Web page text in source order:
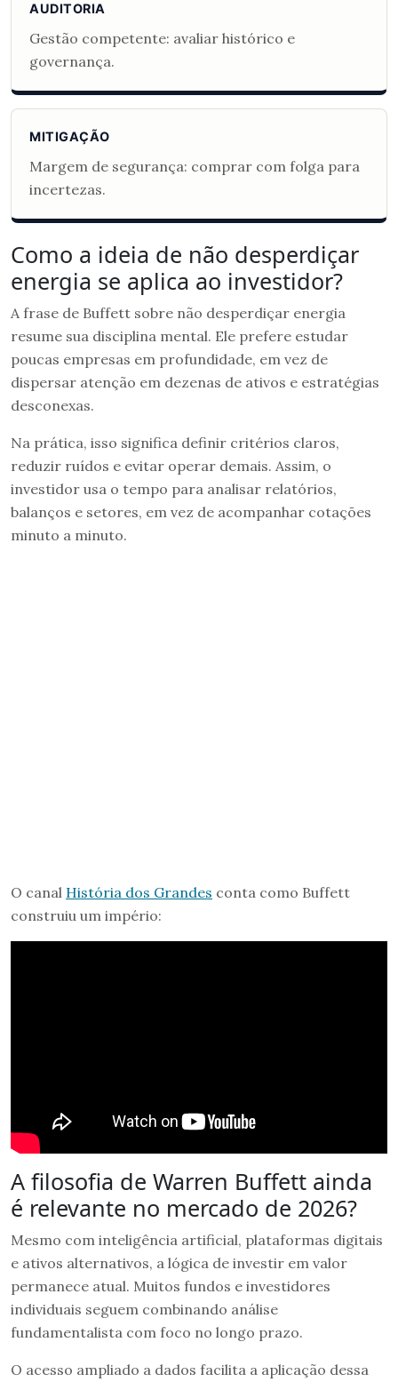
AUDITORIA
Gestão competente: avaliar histórico e
governança.
MITIGAÇÃO
Margem de segurança: comprar com folga para
incertezas.
Como a ideia de não desperdiçar
energia se aplica ao investidor?
A frase de Buffett sobre não desperdiçar energia
resume sua disciplina mental. Ele prefere estudar
poucas empresas em profundidade, em vez de
dispersar atenção em dezenas de ativos e estratégias
desconexas.
Na prática, isso significa definir critérios claros,
reduzir ruídos e evitar operar demais. Assim, o
investidor usa o tempo para analisar relatórios,
balanços e setores, em vez de acompanhar cotações
minuto a minuto.
O canal História dos Grandes conta como Buffett
construiu um império:
A filosofia de Warren Buffett ainda
é relevante no mercado de 2026?
Mesmo com inteligência artificial, plataformas digitais
e ativos alternativos, a lógica de investir em valor
permanece atual. Muitos fundos e investidores
individuais seguem combinando análise
fundamentalista com foco no longo prazo.
O acesso ampliado a dados facilita a aplicação dessa